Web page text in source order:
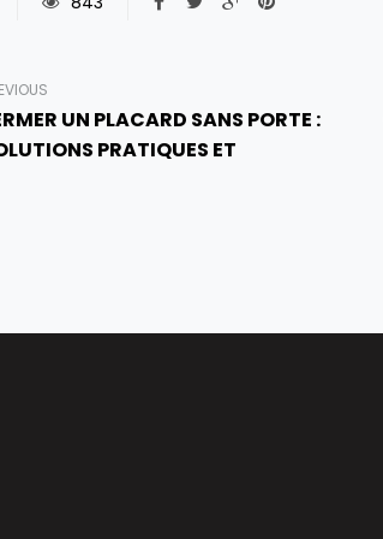
UN PLACARD SANS PORTE :
PRATIQUES ET